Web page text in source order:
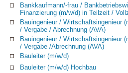
Bankkaufmann/-frau /
Finanzierung (m/w/d) in Teilzeit /
Bauingenieur / Wirtschaftsingenieur
/ Vergabe / Abrechnung (AVA)
Bauingenieur / Wirtschaftsingenieur
/ Vergabe /Abrechnung (AVA)
Bauleiter (m/w/d)
Bauleiter (m/w/d) Hochbau